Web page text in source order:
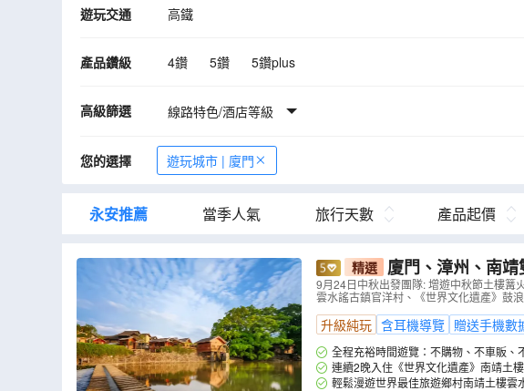
福建土樓（南靖）雲水謠景區-和貴樓
石牛山景區
德化瓷藝城（萬達廣場店）
2024年聯合國公佈「最佳旅遊鄉村」福建官洋村 (《世界文化遺
遊玩交通 高鐵
產品鑽級 4鑽 5鑽 5鑽plus
高級篩選 線路特色/酒店等級
您的選擇 遊玩城市 | 廈門
永安推薦 當季人氣 旅行天數 產品起價
精選 廈門、漳州、南
會🏮) 南靖土樓群、原生態土樓王國~梅林古鎮、雲水謠古鎮官洋村、《世界文化遺
產》鼓浪嶼、漳州古城、
9月24日中秋出發團隊: 增遊中秋節土樓篝
雲水謠古鎮官洋村、《世界文化遺產》鼓
升級純玩 含耳機導覽 贈送手機數
全程充裕時間遊覽：不購物、不車販、
連續2晚入住《世界文化遺產》南靖土
輕鬆漫遊世界最佳旅遊鄉村南靖土樓雲